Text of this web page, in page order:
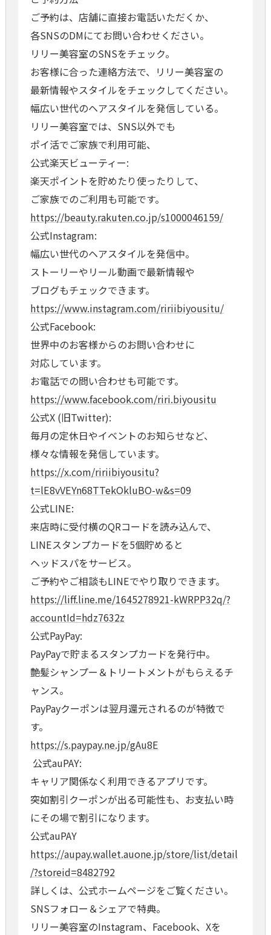
ご予約は、店舗に直接お電話いただくか、
各SNSのDMにてお問い合わせください。
リリー美容室のSNSをチェック。
お客様に合った連絡方法で、リリー美容室の
最新情報やスタイルをチェックしてください。
幅広い世代のヘアスタイルを発信している。
リリー美容室では、SNS以外でも
ポイ活でご家族で利用可能、
公式楽天ビューティー:
楽天ポイントを貯めたり使ったりして、
ご家族でのご利用も可能です。
https://beauty.rakuten.co.jp/s1000046159/
公式Instagram:
幅広い世代のヘアスタイルを発信中。
ストーリーやリール動画で最新情報や
ブログもチェックできます。
https://www.instagram.com/ririibiyousitu/
公式Facebook:
世界中のお客様からのお問い合わせに
対応しています。
お電話での問い合わせも可能です。
https://www.facebook.com/riri.biyousitu
公式X (旧Twitter):
毎月の定休日やイベントのお知らせなど、
様々な情報を発信しています。
https://x.com/ririibiyousitu?
t=lE8vVEYn68TTekOkluBO-w&s=09
公式LINE:
来店時に受付横のQRコードを読み込んで、
LINEスタンプカードを5個貯めると
ヘッドスパをサービス。
ご予約やご相談もLINEでやり取りできます。
https://liff.line.me/1645278921-kWRPP32q/?
accountId=hdz7632z
公式PayPay:
PayPayで貯まるスタンプカードを発行中。
艶髪シャンプー＆トリートメントがもらえるチ
ャンス。
PayPayクーポンは翌月還元されるのが特徴で
す。
https://s.paypay.ne.jp/gAu8E
公式auPAY:
キャリア関係なく利用できるアプリです。
突如割引クーポンが出る可能性も、お支払い時
にその場で割引になります。
公式auPAY
https://aupay.wallet.auone.jp/store/list/detail
/?storeid=8482792
詳しくは、公式ホームページをご覧ください。
SNSフォロー＆シェアで特典。
リリー美容室のInstagram、Facebook、Xを